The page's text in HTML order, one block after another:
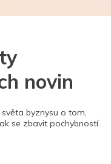
novin
byznysu o tom,
se zbavit pochybností.